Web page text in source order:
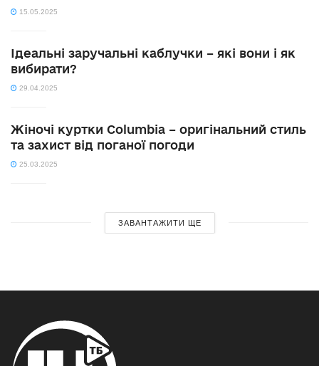
15.05.2025
Ідеальні заручальні каблучки – які вони і як
вибирати?
29.04.2025
Жіночі куртки Columbia – оригінальний стиль
та захист від поганої погоди
25.03.2025
ЗАВАНТАЖИТИ ЩЕ